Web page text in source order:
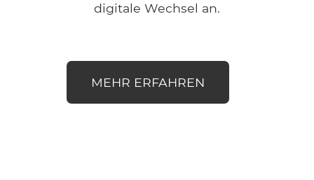
digitale Wechsel an.
MEHR ERFAHREN